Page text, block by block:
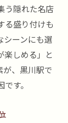
う隠れた名店
る盛り付けも
シーンにも選
楽しめる」と
が、黒川駅で
す。